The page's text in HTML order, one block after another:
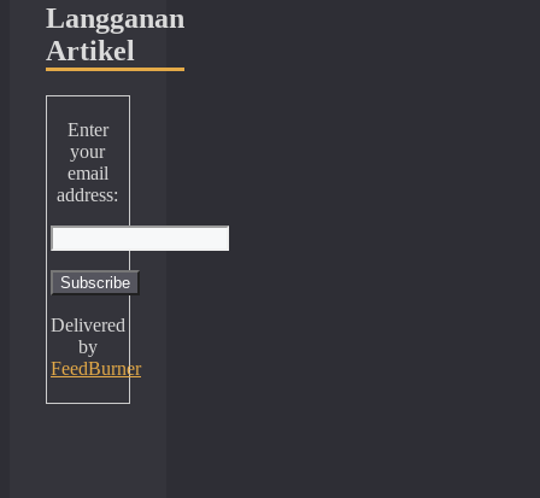
Langganan
Artikel
Enter
your
email
address:
Delivered
by
FeedBurner